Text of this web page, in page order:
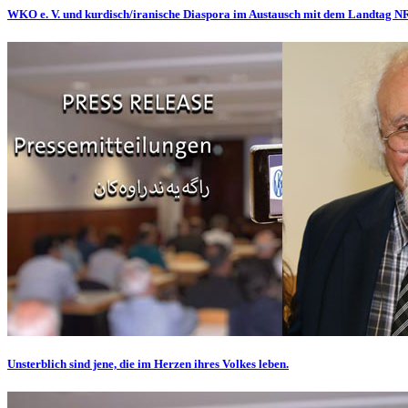
WKO e. V. und kurdisch/iranische Diaspora im Austausch mit dem Landtag
Unsterblich sind jene, die im Herzen ihres Volkes leben.